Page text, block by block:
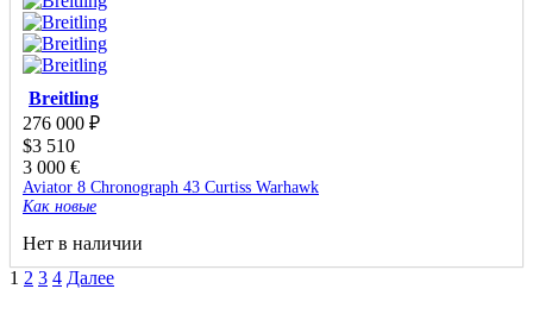
Breitling
276 000 ₽
$3 510
3 000 €
Aviator 8 Chronograph 43 Curtiss Warhawk
Как новые
Нет в наличии
1 2 3 4 Далее